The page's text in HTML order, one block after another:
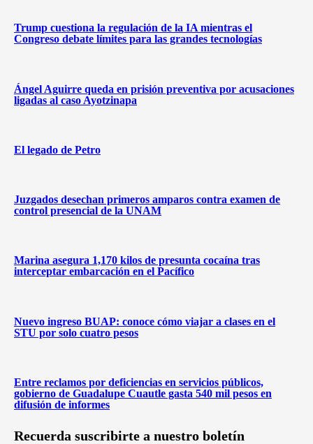
Trump cuestiona la regulación de la IA mientras el
Congreso debate límites para las grandes tecnologías
Ángel Aguirre queda en prisión preventiva por acusaciones
ligadas al caso Ayotzinapa
El legado de Petro
Juzgados desechan primeros amparos contra examen de
control presencial de la UNAM
Marina asegura 1,170 kilos de presunta cocaína tras
interceptar embarcación en el Pacífico
Nuevo ingreso BUAP: conoce cómo viajar a clases en el
STU por solo cuatro pesos
Entre reclamos por deficiencias en servicios públicos,
gobierno de Guadalupe Cuautle gasta 540 mil pesos en
difusión de informes
Recuerda suscribirte a nuestro boletín